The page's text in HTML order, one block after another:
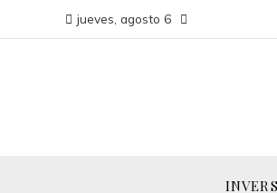
jueves, agosto 6